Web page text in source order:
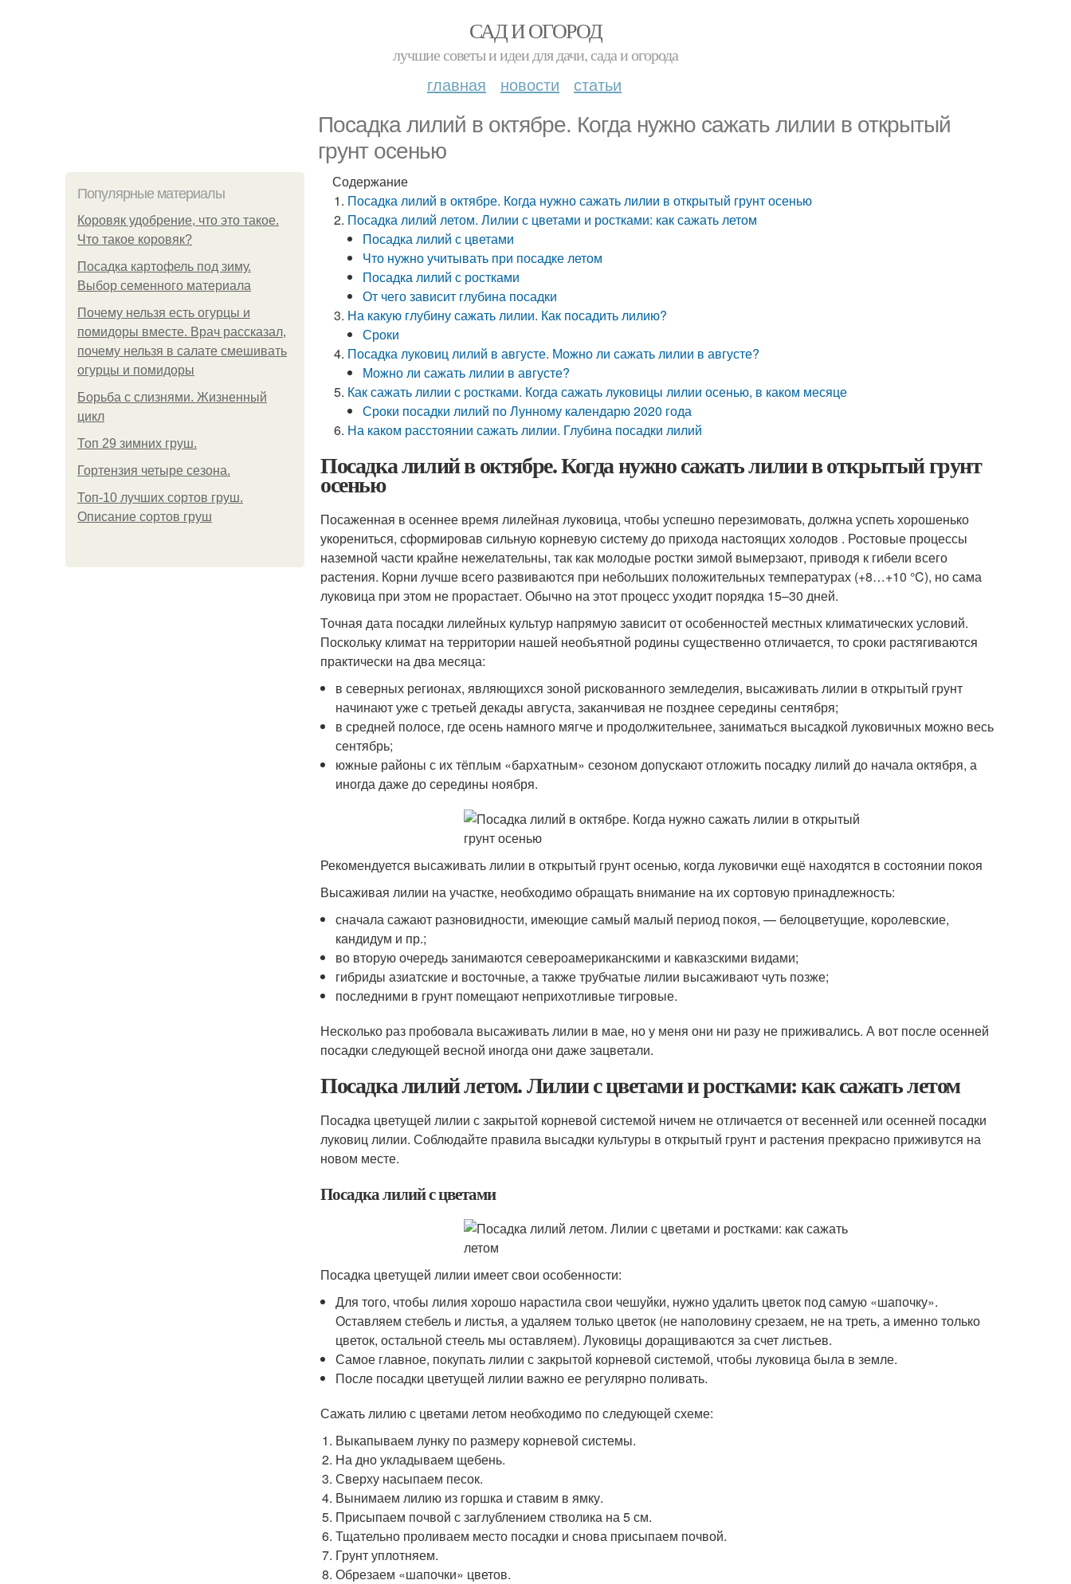
САД И ОГОРОД
лучшие советы и идеи для дачи, сада и огорода
главная новости статьи
Посадка лилий в октябре. Когда нужно сажать лилии в открытый
грунт осенью
Популярные материалы
Коровяк удобрение, что это такое.
Что такое коровяк?
Посадка картофель под зиму.
Выбор семенного материала
Почему нельзя есть огурцы и
помидоры вместе. Врач рассказал,
почему нельзя в салате смешивать
огурцы и помидоры
Борьба с слизнями. Жизненный
цикл
Топ 29 зимних груш.
Гортензия четыре сезона.
Топ-10 лучших сортов груш.
Описание сортов груш
Содержание
Посадка лилий в октябре. Когда нужно сажать лилии в открытый грунт осенью
Посадка лилий летом. Лилии с цветами и ростками: как сажать летом
Посадка лилий с цветами
Что нужно учитывать при посадке летом
Посадка лилий с ростками
От чего зависит глубина посадки
На какую глубину сажать лилии. Как посадить лилию?
Сроки
Посадка луковиц лилий в августе. Можно ли сажать лилии в августе?
Можно ли сажать лилии в августе?
Как сажать лилии с ростками. Когда сажать луковицы лилии осенью, в каком месяце
Сроки посадки лилий по Лунному календарю 2020 года
На каком расстоянии сажать лилии. Глубина посадки лилий
Посадка лилий в октябре. Когда нужно сажать лилии в открытый грунт
осенью
Посаженная в осеннее время лилейная луковица, чтобы успешно перезимовать, должна успеть хорошенько
укорениться, сформировав сильную корневую систему до прихода настоящих холодов . Ростовые процессы
наземной части крайне нежелательны, так как молодые ростки зимой вымерзают, приводя к гибели всего
растения. Корни лучше всего развиваются при небольших положительных температурах (+8…+10 °C), но сама
луковица при этом не прорастает. Обычно на этот процесс уходит порядка 15–30 дней.
Точная дата посадки лилейных культур напрямую зависит от особенностей местных климатических условий.
Поскольку климат на территории нашей необъятной родины существенно отличается, то сроки растягиваются
практически на два месяца:
в северных регионах, являющихся зоной рискованного земледелия, высаживать лилии в открытый грунт
начинают уже с третьей декады августа, заканчивая не позднее середины сентября;
в средней полосе, где осень намного мягче и продолжительнее, заниматься высадкой луковичных можно весь
сентябрь;
южные районы с их тёплым «бархатным» сезоном допускают отложить посадку лилий до начала октября, а
иногда даже до середины ноября.
Рекомендуется высаживать лилии в открытый грунт осенью, когда луковички ещё находятся в состоянии покоя
Высаживая лилии на участке, необходимо обращать внимание на их сортовую принадлежность:
сначала сажают разновидности, имеющие самый малый период покоя, — белоцветущие, королевские,
кандидум и пр.;
во вторую очередь занимаются североамериканскими и кавказскими видами;
гибриды азиатские и восточные, а также трубчатые лилии высаживают чуть позже;
последними в грунт помещают неприхотливые тигровые.
Несколько раз пробовала высаживать лилии в мае, но у меня они ни разу не приживались. А вот после осенней
посадки следующей весной иногда они даже зацветали.
Посадка лилий летом. Лилии с цветами и ростками: как сажать летом
Посадка цветущей лилии с закрытой корневой системой ничем не отличается от весенней или осенней посадки
луковиц лилии. Соблюдайте правила высадки культуры в открытый грунт и растения прекрасно приживутся на
новом месте.
Посадка лилий с цветами
Посадка цветущей лилии имеет свои особенности:
Для того, чтобы лилия хорошо нарастила свои чешуйки, нужно удалить цветок под самую «шапочку».
Оставляем стебель и листья, а удаляем только цветок (не наполовину срезаем, не на треть, а именно только
цветок, остальной стеель мы оставляем). Луковицы доращиваются за счет листьев.
Самое главное, покупать лилии с закрытой корневой системой, чтобы луковица была в земле.
После посадки цветущей лилии важно ее регулярно поливать.
Сажать лилию с цветами летом необходимо по следующей схеме:
Выкапываем лунку по размеру корневой системы.
На дно укладываем щебень.
Сверху насыпаем песок.
Вынимаем лилию из горшка и ставим в ямку.
Присыпаем почвой с заглублением стволика на 5 см.
Тщательно проливаем место посадки и снова присыпаем почвой.
Грунт уплотняем.
Обрезаем «шапочки» цветов.